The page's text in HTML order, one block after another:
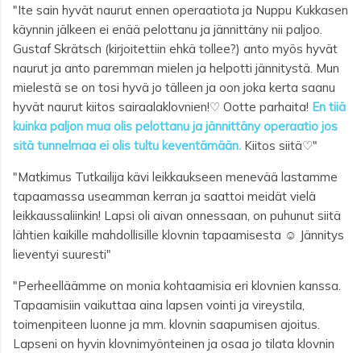
"Ite sain hyvät naurut ennen operaatiota ja Nuppu Kukkasen
käynnin jälkeen ei enää pelottanu ja jännittäny nii paljoo.
Gustaf Skrätsch (kirjoitettiin ehkä tollee?) anto myös hyvät
naurut ja anto paremman mielen ja helpotti jännitystä. Mun
mielestä se on tosi hyvä jo tälleen ja oon joka kerta saanu
hyvät naurut kiitos sairaalaklovnien!♡ Ootte parhaita! En tiiä
kuinka paljon mua olis pelottanu ja jännittäny operaatio jos
sitä tunnelmaa ei olis tultu keventämään. Kiitos siitä♡"
"Matkimus Tutkailija kävi leikkaukseen menevää lastamme
tapaamassa useamman kerran ja saattoi meidät vielä
leikkaussaliinkin! Lapsi oli aivan onnessaan, on puhunut siitä
lähtien kaikille mahdollisille klovnin tapaamisesta ☺️ Jännitys
lieventyi suuresti"
"Perheelläämme on monia kohtaamisia eri klovnien kanssa.
Tapaamisiin vaikuttaa aina lapsen vointi ja vireystila,
toimenpiteen luonne ja mm. klovnin saapumisen ajoitus.
Lapseni on hyvin klovnimyönteinen ja osaa jo tilata klovnin